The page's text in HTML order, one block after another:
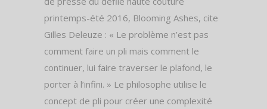
printemps-été 2016, Blooming Ashes, cite
Gilles Deleuze : « Le problème n’est pas
comment faire un pli mais comment le
continuer, lui faire traverser le plafond, le
porter à l’infini. » Le philosophe utilise le
concept de pli pour créer une complexité